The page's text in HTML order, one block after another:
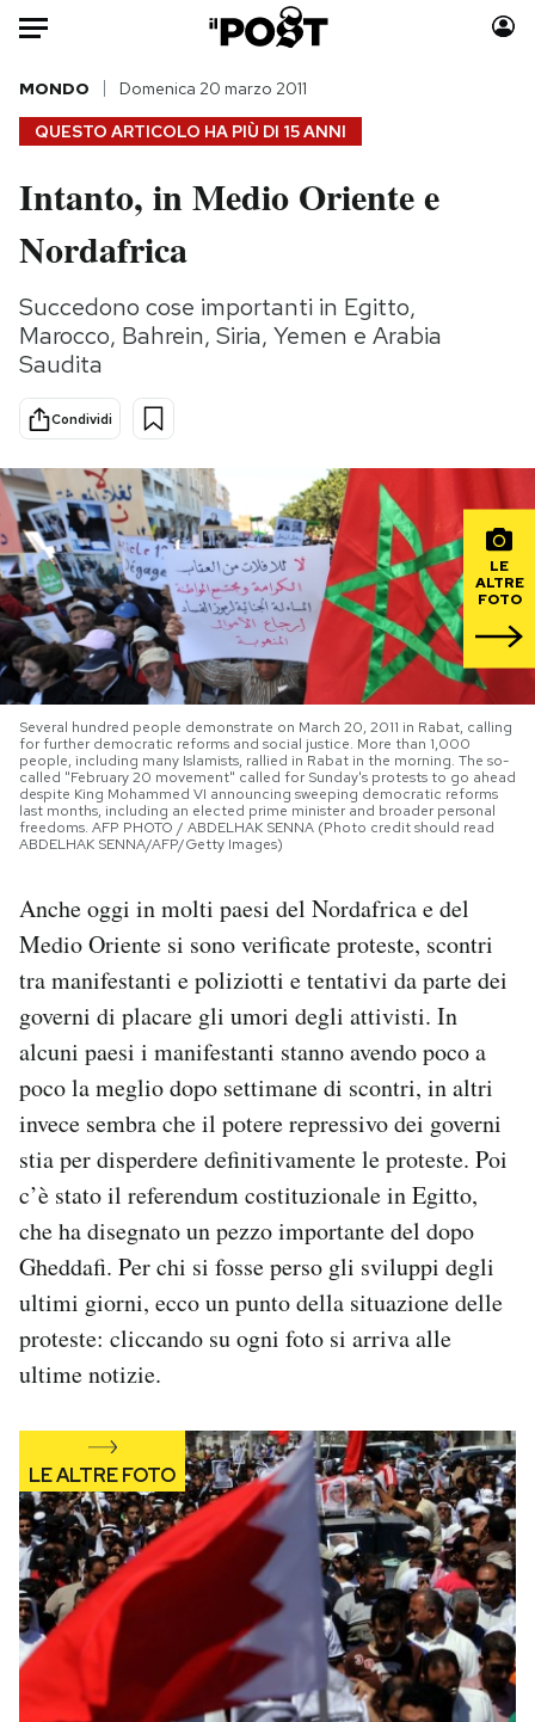
Auto
HOME
Italia
Politica
Tecnologia
Internet
Scienza
Cultura
Economia
Sport
Moda
Storie/Idee
Ok Boomer!
Mondiali calcio 2026
PODCAST
NEWSLETTER
I MIEI PREFERITI
SHOP
CALENDARIO
AREA PERSONALE
Area Personale
Newsletter
Notifiche mobile
Regala il Post
Hai bisogno di aiuto?
QUESTO ARTICOLO HA PIÙ DI 15 ANNI
MONDO Domenica 20 marzo 2011
Intanto, in Medio Oriente e
Nordafrica
Succedono cose importanti in Egitto,
Marocco, Bahrein, Siria, Yemen e Arabia
Saudita
Condividi
LE
ALTRE
FOTO
Several hundred people demonstrate on March 20, 2011 in Rabat, calling
for further democratic reforms and social justice. More than 1,000
people, including many Islamists, rallied in Rabat in the morning. The so-
called "February 20 movement" called for Sunday's protests to go ahead
despite King Mohammed VI announcing sweeping democratic reforms
last months, including an elected prime minister and broader personal
freedoms. AFP PHOTO / ABDELHAK SENNA (Photo credit should read
ABDELHAK SENNA/AFP/Getty Images)
Anche oggi in molti paesi del Nordafrica e del
Medio Oriente si sono verificate proteste, scontri
tra manifestanti e poliziotti e tentativi da parte dei
governi di placare gli umori degli attivisti. In
alcuni paesi i manifestanti stanno avendo poco a
poco la meglio dopo settimane di scontri, in altri
invece sembra che il potere repressivo dei governi
stia per disperdere definitivamente le proteste. Poi
c’è stato il referendum costituzionale in Egitto,
che ha disegnato un pezzo importante del dopo
Gheddafi. Per chi si fosse perso gli sviluppi degli
ultimi giorni, ecco un punto della situazione delle
proteste: cliccando su ogni foto si arriva alle
ultime notizie.